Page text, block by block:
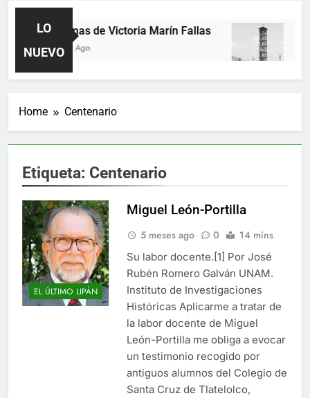
LO
NUEVO
Poemas de Victoria Marín Fallas
2 Días Ago
Home Centenario
Etiqueta: Centenario
EL ÚLTIMO LIPÁN
Miguel León-Portilla
5 meses ago 0 14 mins
Su labor docente.[1] Por José
Rubén Romero Galván UNAM.
Instituto de Investigaciones
Históricas Aplicarme a tratar de
la labor docente de Miguel
León-Portilla me obliga a evocar
un testimonio recogido por
antiguos alumnos del Colegio de
Santa Cruz de Tlatelolco,